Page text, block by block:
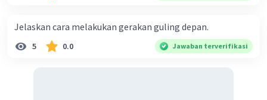
Jelaskan cara melakukan gerakan guling depan.
5 0.0 Jawaban terverifikasi